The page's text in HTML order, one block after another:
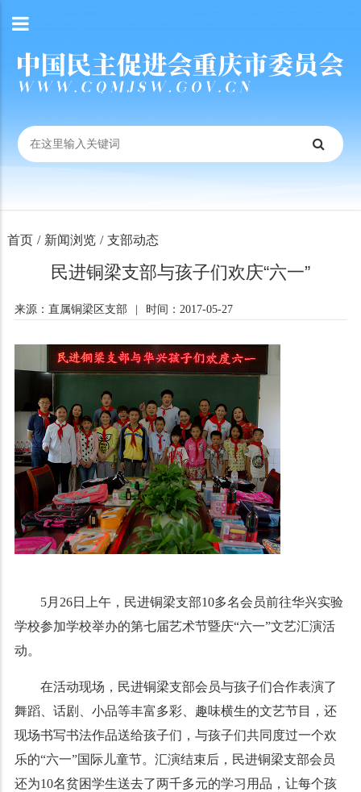
首页 / 新闻浏览 / 支部动态
民进铜梁支部与孩子们欢庆“六一”
来源：直属铜梁区支部 时间：2017-05-27
5月26日上午，民进铜梁支部10多名会员前往华兴实验
学校参加学校举办的第七届艺术节暨庆“六一”文艺汇演活
动。
在活动现场，民进铜梁支部会员与孩子们合作表演了
舞蹈、话剧、小品等丰富多彩、趣味横生的文艺节目，还
现场书写书法作品送给孩子们，与孩子们共同度过一个欢
乐的“六一”国际儿童节。汇演结束后，民进铜梁支部会员
还为10名贫困学生送去了两千多元的学习用品，让每个孩